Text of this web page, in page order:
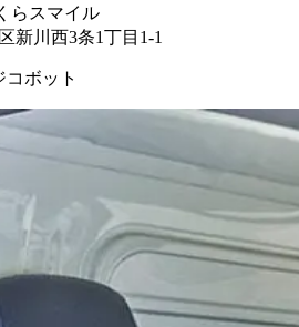
らスマイル
新川西3条1丁目1-1
ボット